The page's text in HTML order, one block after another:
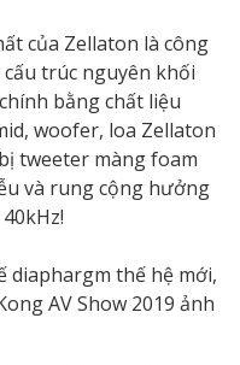
của Zellaton là công
trúc nguyên khối
bằng chất liệu
woofer, loa Zellaton
tweeter màng foam
và rung cộng hưởng